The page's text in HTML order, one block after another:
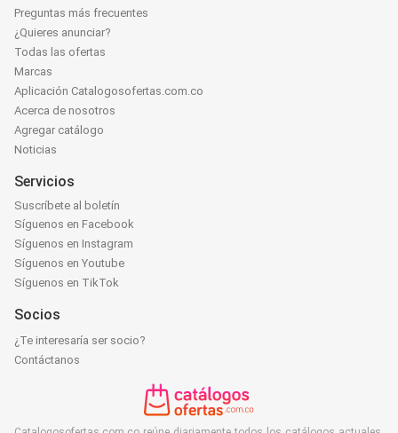
Preguntas más frecuentes
¿Quieres anunciar?
Todas las ofertas
Marcas
Aplicación Catalogosofertas.com.co
Acerca de nosotros
Agregar catálogo
Noticias
Servicios
Suscríbete al boletín
Síguenos en Facebook
Síguenos en Instagram
Síguenos en Youtube
Síguenos en TikTok
Socios
¿Te interesaría ser socio?
Contáctanos